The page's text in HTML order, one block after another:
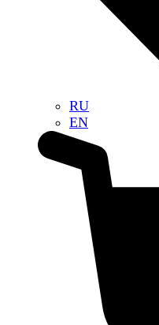
RU
EN